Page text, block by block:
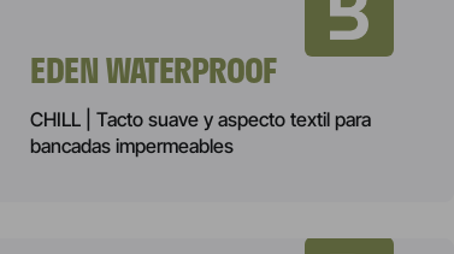
EDEN WATERPROOF
CHILL | Tacto suave y aspecto textil para
bancadas impermeables